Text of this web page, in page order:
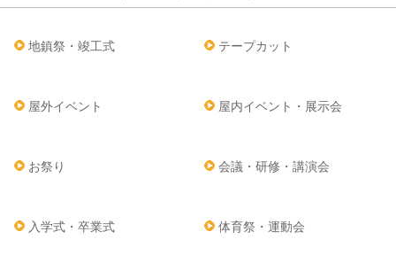
地鎮祭・竣工式 テープカット
屋外イベント 屋内イベント・展示会
お祭り 会議・研修・講演会
入学式・卒業式 体育祭・運動会